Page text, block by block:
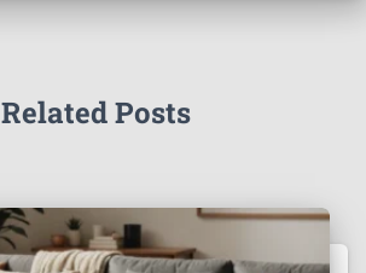
Related Posts